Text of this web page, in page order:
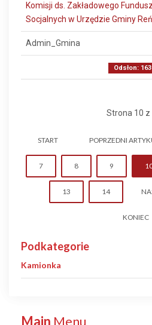
Komisji ds. Zakładowego
Socjalnych w Urzędzie Gminy
Admin_Gmina
Odsłon:
Strona 10 z
START POPRZEDNI
7 8 9
13 14
KONIEC
Podkategorie
Kamionka
Main Menu